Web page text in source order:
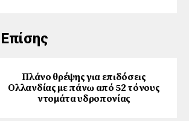
Πλάνο θρέψης για επιδόσεις
Ολλανδίας με πάνω από 52 τόνους
ντομάτα υδροπονίας